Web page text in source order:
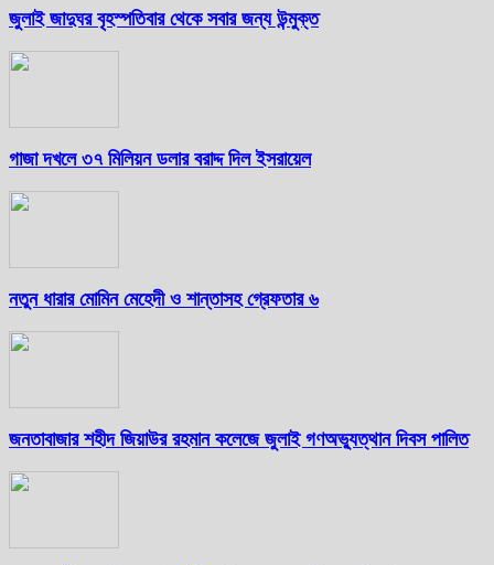
জুলাই জাদুঘর বৃহস্পতিবার থেকে সবার জন্য উন্মুক্ত
গাজা দখলে ৩৭ মিলিয়ন ডলার বরাদ্দ দিল ইসরায়েল
নতুন ধারার মোমিন মেহেদী ও শান্তাসহ গ্রেফতার ৬
জনতাবাজার শহীদ জিয়াউর রহমান কলেজে জুলাই গণঅভ্যুত্থান দিবস পালিত